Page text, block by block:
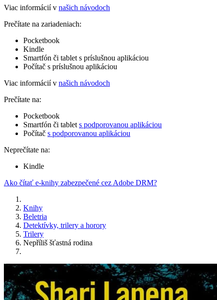
Viac informácií v našich návodoch
Prečítate na zariadeniach:
Pocketbook
Kindle
Smartfón či tablet s príslušnou aplikáciou
Počítač s príslušnou aplikáciou
Viac informácií v našich návodoch
Prečítate na:
Pocketbook
Smartfón či tablet s podporovanou aplikáciou
Počítač s podporovanou aplikáciou
Neprečítate na:
Kindle
Ako čítať e-knihy zabezpečené cez Adobe DRM?
Knihy
Beletria
Detektívky, trilery a horory
Trilery
Nepříliš šťastná rodina